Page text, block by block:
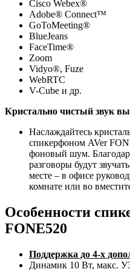
Cisco Webex®
Adobe® Connect™
GoToMeeting®
BlueJeans
FaceTime®
Zoom
Vidyo®, Fuze
WebRTC
V-Cube и др.
Кристально чистый звук
Наслаждайтесь
спикерфоном AVer
фоновый шум.
разговоры будут
месте – в офисе
комнате или во
Особенности
FONE520
Поддержка до 4-х
Динамик 10 Вт, макс.